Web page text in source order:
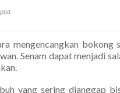
mengencangkan bokong
Senam dapat menjadi
yang sering dianggap